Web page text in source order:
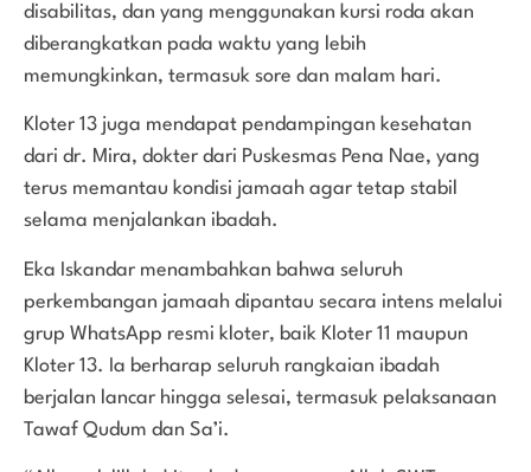
disabilitas, dan yang menggunakan kursi roda akan
diberangkatkan pada waktu yang lebih
memungkinkan, termasuk sore dan malam hari.
Kloter 13 juga mendapat pendampingan kesehatan
dari dr. Mira, dokter dari Puskesmas Pena Nae, yang
terus memantau kondisi jamaah agar tetap stabil
selama menjalankan ibadah.
Eka Iskandar menambahkan bahwa seluruh
perkembangan jamaah dipantau secara intens melalui
grup WhatsApp resmi kloter, baik Kloter 11 maupun
Kloter 13. Ia berharap seluruh rangkaian ibadah
berjalan lancar hingga selesai, termasuk pelaksanaan
Tawaf Qudum dan Sa’i.